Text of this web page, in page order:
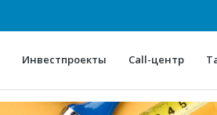
Инвестпроекты Call-центр